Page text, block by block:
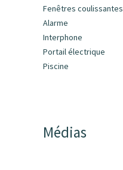
Fenêtres coulissantes
Alarme
Interphone
Portail électrique
Piscine
Médias